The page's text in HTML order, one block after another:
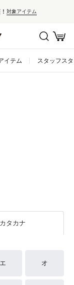
対象アイテム
イテム スタッフス
カタカナ
エ オ